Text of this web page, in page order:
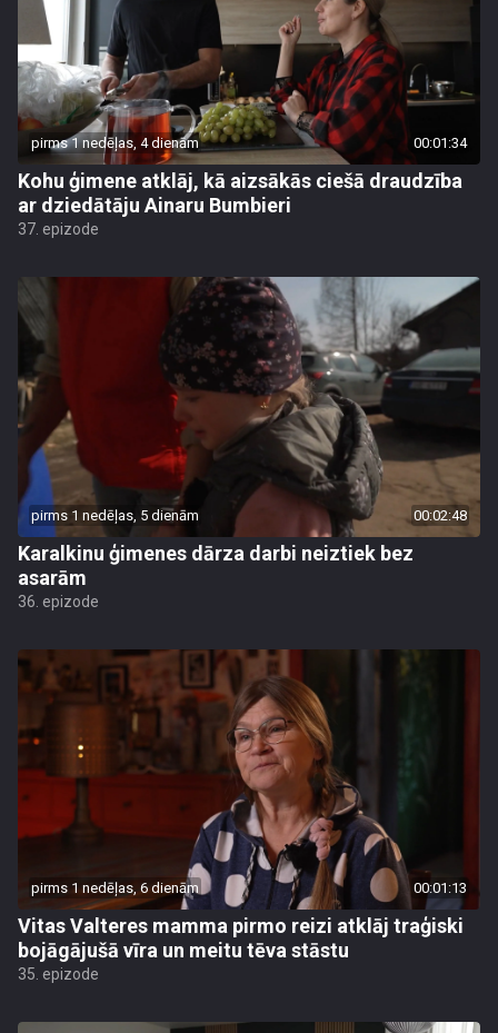
pirms 1 nedēļas, 4 dienām 00:01:34
Kohu ģimene atklāj, kā aizsākās ciešā draudzība
ar dziedātāju Ainaru Bumbieri
37. epizode
pirms 1 nedēļas, 5 dienām 00:02:48
Karalkinu ģimenes dārza darbi neiztiek bez
asarām
36. epizode
pirms 1 nedēļas, 6 dienām 00:01:13
Vitas Valteres mamma pirmo reizi atklāj traģiski
bojāgājušā vīra un meitu tēva stāstu
35. epizode